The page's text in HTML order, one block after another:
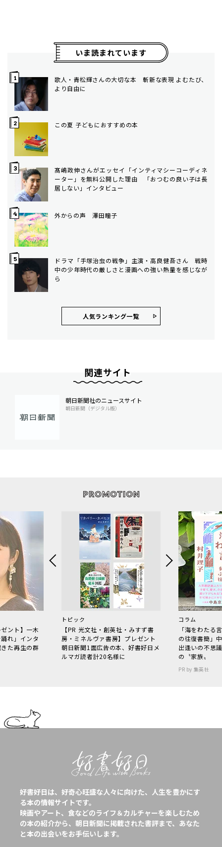
いま読まれています
歌人・青松輝さんの大切な本 斬新な表現 よむたび、
より自由に
この夏 子どもにおすすめの本
髙嶋政伸さんがエッセイ「インティマシーコーディネ
ーター」を無料公開した理由 「おつむの良い子は長
居しない」インタビュー
外からの声 澤田瞳子
ドラマ「手塚治虫の戦争」主演・高良健吾さん 戦時
中の少年時代の厳しさと漫画への強い熱量を感じなが
ら
人気ランキング⼀覧
関連サイト
朝日新聞社のニュースサイト
朝日新聞（デジタル版）
ント】一木
れ」インタ
た再生の群
トピック
【PR 光文社・創英社・みすず書
房・ミネルヴァ書房】プレゼント
朝日新聞1面広告の本、好書好日メ
ルマガ読者計20名様に
コラム
「海をわた
の往復書簡」
出逢いの不思
の〝家族〟
PR by 集英社
好書好日は、好奇心旺盛な人々に向けた、人生を豊かにす
る本の情報サイトです。
映画やアート、食などのライフ＆カルチャーを楽しむため
の本の紹介から、朝日新聞に掲載された書評まで、あなた
と本の出会いをお手伝いします。